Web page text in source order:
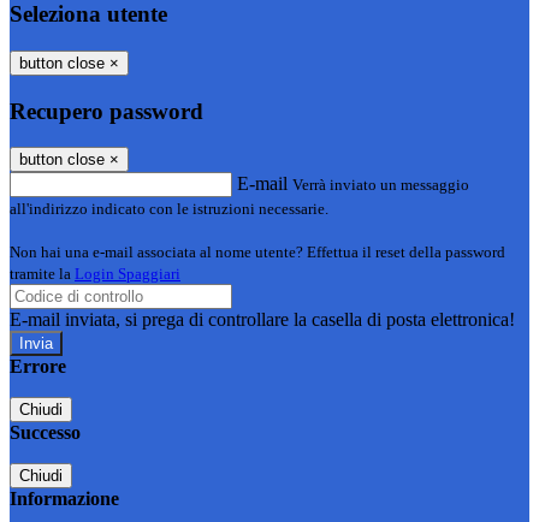
Seleziona utente
button close ×
Recupero password
button close ×
E-mail Verrà inviato un messaggio
all'indirizzo indicato con le istruzioni necessarie.
Non hai una e-mail associata al nome utente? Effettua il reset della password
tramite la Login Spaggiari
E-mail inviata, si prega di controllare la casella di posta elettronica!
Errore
Chiudi
Successo
Chiudi
Informazione